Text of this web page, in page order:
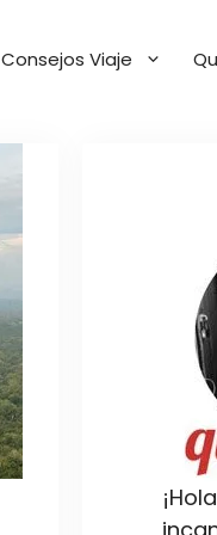
Consejos Viaje